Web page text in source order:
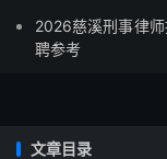
2026慈溪刑事律
聘参考
文章目录